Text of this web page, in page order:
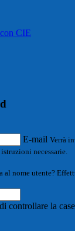
CIE
E-mail Verrà
necessarie.
al nome utente?
controllare la